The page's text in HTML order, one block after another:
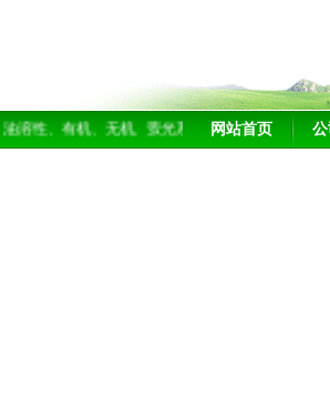
性、有机、无机、萤光系，染料各种银白珠光粉
网站首页